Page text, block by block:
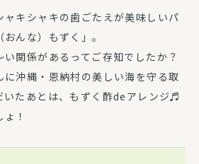
ャキシャキの歯ごたえが美味しいパ
んな）もずく」。
関係があるってご存知でしたか？
に沖縄・恩納村の美しい海を守る取
いたあとは、もずく酢deアレンジ♬
！